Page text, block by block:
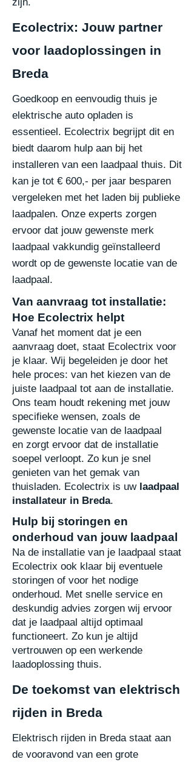
Ecolectrix: Jouw partner
voor laadoplossingen in
Breda
Goedkoop en eenvoudig thuis je
elektrische auto opladen is
essentieel. Ecolectrix begrijpt dit en
biedt daarom hulp aan bij het
installeren van een laadpaal thuis. Dit
kan je tot € 600,- per jaar besparen
vergeleken met het laden bij publieke
laadpalen. Onze experts zorgen
ervoor dat jouw gewenste merk
laadpaal vakkundig geïnstalleerd
wordt op de gewenste locatie van de
laadpaal.
Van aanvraag tot installatie:
Hoe Ecolectrix helpt
Vanaf het moment dat je een
aanvraag doet, staat Ecolectrix voor
je klaar. Wij begeleiden je door het
hele proces: van het kiezen van de
juiste laadpaal tot aan de installatie.
Ons team houdt rekening met jouw
specifieke wensen, zoals de
gewenste locatie van de laadpaal
en zorgt ervoor dat de installatie
soepel verloopt. Zo kun je snel
genieten van het gemak van
thuisladen. Ecolectrix is uwlaadpaal
installateur in Breda.
Hulp bij storingen en
onderhoud van jouw laadpaal
Na de installatie van je laadpaal staat
Ecolectrix ook klaar bij eventuele
storingen of voor het nodige
onderhoud. Met snelle service en
deskundig advies zorgen wij ervoor
dat je laadpaal altijd optimaal
functioneert. Zo kun je altijd
vertrouwen op een werkende
laadoplossing thuis.
De toekomst van elektrisch
rijden in Breda
Elektrisch rijden in Breda staat aan
de vooravond van een grote